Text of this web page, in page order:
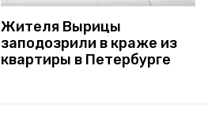
Жителя Вырицы
заподозрили в краже из
квартиры в Петербурге